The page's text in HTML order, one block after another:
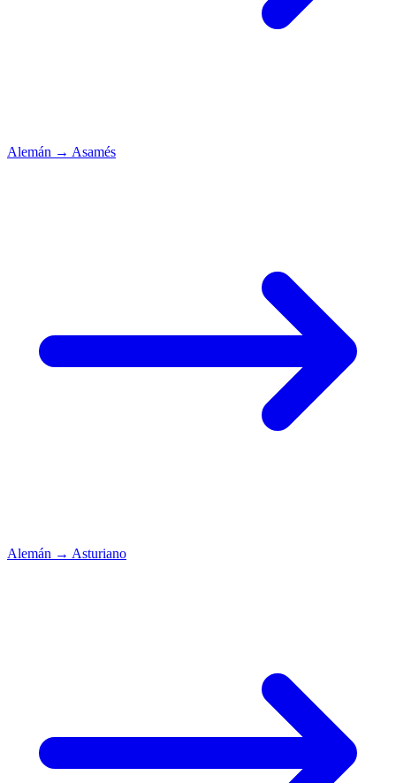
Alemán → Asamés
Alemán → Asturiano